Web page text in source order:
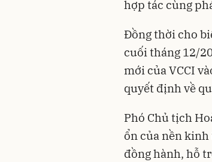
hợp tác cùng
Đồng thời cho
cuối tháng 12/
mới của VCCI
quyết định về
Phó Chủ tịch
ổn của nền kinh
đồng hành, hỗ